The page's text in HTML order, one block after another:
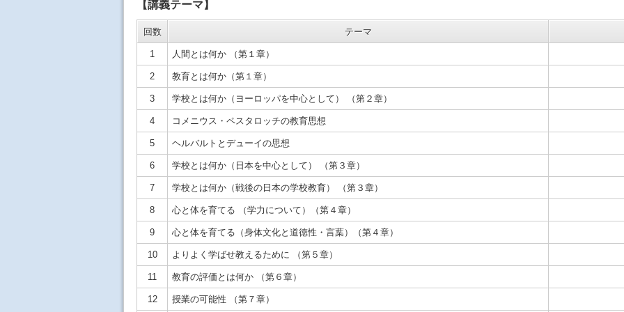
【講義テーマ】
回数 テーマ
1 人間とは何か （第１章）
2 教育とは何か（第１章）
3 学校とは何か（ヨーロッパを中心として） （第２章）
4 コメニウス・ペスタロッチの教育思想
5 ヘルバルトとデューイの思想
6 学校とは何か（日本を中心として） （第３章）
7 学校とは何か（戦後の日本の学校教育） （第３章）
8 心と体を育てる （学力について）（第４章）
9 心と体を育てる（身体文化と道徳性・言葉）（第４章）
10 よりよく学ばせ教えるために （第５章）
11 教育の評価とは何か （第６章）
12 授業の可能性 （第７章）